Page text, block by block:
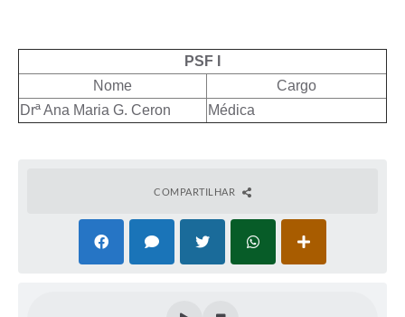
PSF I
Nome
Cargo
Drª Ana Maria G. Ceron
Médica
COMPARTILHAR